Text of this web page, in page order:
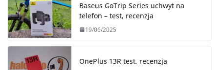
Baseus GoTrip Series uchwyt na
telefon – test, recenzja
19/06/2025
OnePlus 13R test, recenzja